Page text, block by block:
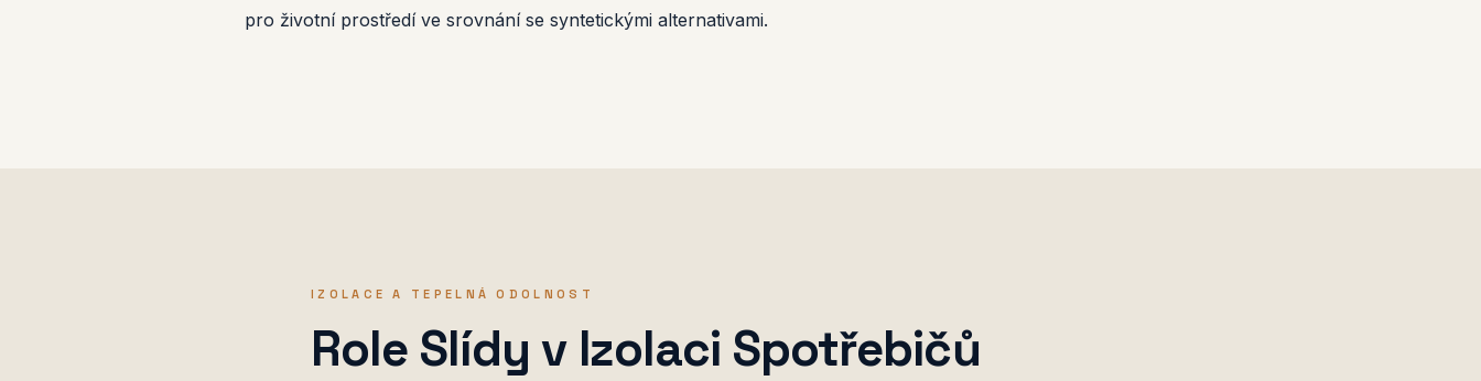
pro životní prostředí ve srovnání se syntetickými alternativami.
IZOLACE A TEPELNÁ ODOLNOST
Role Slídy v Izolaci Spotřebičů